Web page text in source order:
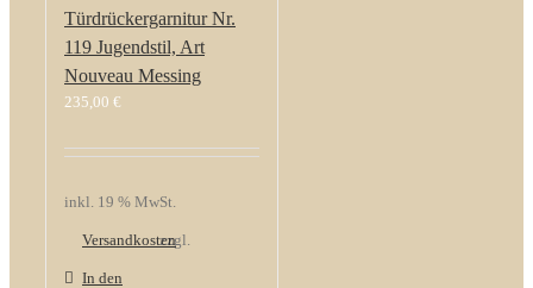
Türdrückergarnitur Nr.
119 Jugendstil, Art
Nouveau Messing
235,00 €
inkl. 19 % MwSt.
zzgl.
Versandkosten
In den